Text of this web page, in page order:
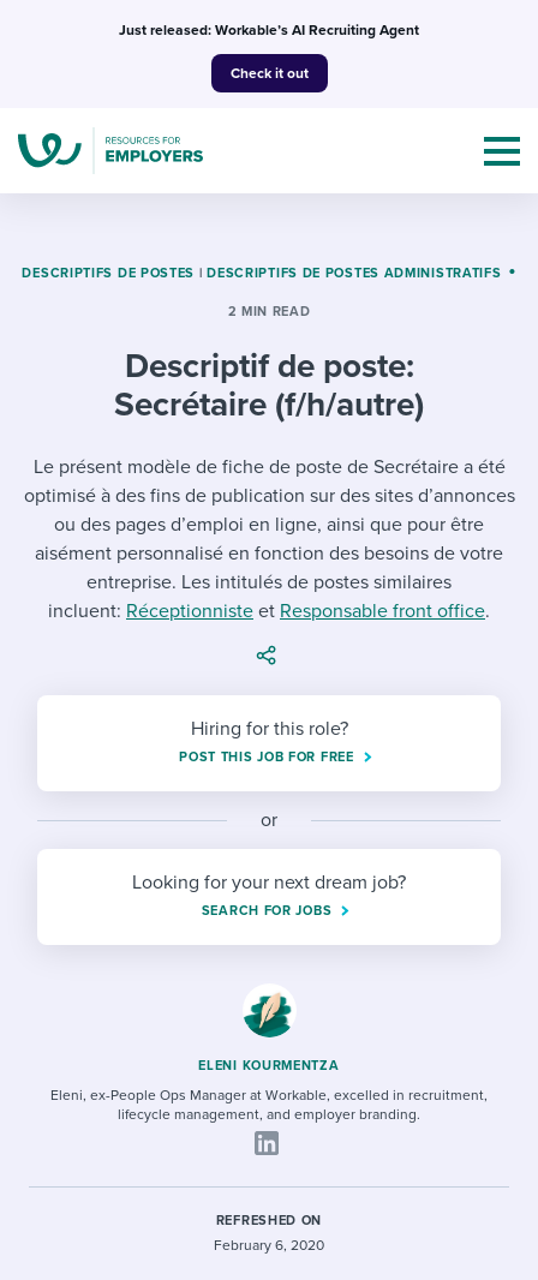
Just released: Workable’s AI Recruiting Agent
Check it out
Mobilizing AI in my work
Evaluating candidates
Working together with others
Maintaining hiring pipelines
Ensuring compliance
Finding and attracting people
Digitizing work processes
Templates & Guides
I WANT...
Job description templates
Interview question templates
Policy templates
Step-by-step tutorials
Free ebooks & reports
Workable Academy
I WANT TO LEARN ABOUT...
Applying for a job
Interview process
Pay & benefits
Career development
Attend webinars & events
Workable customer stories
Explore Workable
Start a free trial
DESCRIPTIFS DE POSTES | DESCRIPTIFS DE POSTES ADMINISTRATIFS
2 MIN READ
Descriptif de poste:
Secrétaire (f/h/autre)
Le présent modèle de fiche de poste de Secrétaire a été
optimisé à des fins de publication sur des sites d’annonces
ou des pages d’emploi en ligne, ainsi que pour être
aisément personnalisé en fonction des besoins de votre
entreprise. Les intitulés de postes similaires
incluent: Réceptionniste et Responsable front office.
Hiring for this role?
POST THIS JOB FOR FREE
or
Looking for your next dream job?
SEARCH FOR JOBS
ELENI KOURMENTZA
Eleni, ex-People Ops Manager at Workable, excelled in recruitment,
lifecycle management, and employer branding.
REFRESHED ON
February 6, 2020